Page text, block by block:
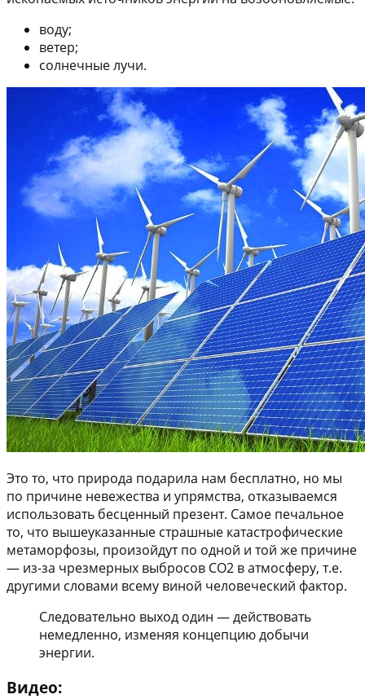
воду;
ветер;
солнечные лучи.
Это то, что природа подарила нам бесплатно, но мы
по причине невежества и упрямства, отказываемся
использовать бесценный презент. Самое печальное
то, что вышеуказанные страшные катастрофические
метаморфозы, произойдут по одной и той же причине
— из-за чрезмерных выбросов CO2 в атмосферу, т.е.
другими словами всему виной человеческий фактор.
Следовательно выход один — действовать
немедленно, изменяя концепцию добычи
энергии.
Видео: